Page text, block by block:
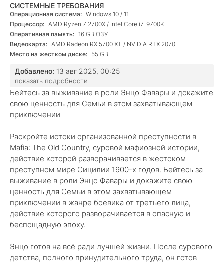
СИСТЕМНЫЕ ТРЕБОВАНИЯ
Операционная система: Windows 10 / 11
Процессор: AMD Ryzen 7 2700X / Intel Core i7-9700K
Оперативная память: 16 GB ОЗУ
Видеокарта: AMD Radeon RX 5700 XT / NVIDIA RTX 2070
Место на жестком диске: 55 GB
Добавлено: 13 авг 2025, 00:25
показать подробности
Бейтесь за выживание в роли Энцо Фавары и докажите
свою ценность для Семьи в этом захватывающем
приключении
Раскройте истоки организованной преступности в
Mafia: The Old Country, суровой мафиозной истории,
действие которой разворачивается в жестоком
преступном мире Сицилии 1900-х годов. Бейтесь за
выживание в роли Энцо Фавары и докажите свою
ценность для Семьи в этом захватывающем
приключении в жанре боевика от третьего лица,
действие которого разворачивается в опасную и
беспощадную эпоху.
Энцо готов на всё ради лучшей жизни. После сурового
детства, полного принудительного труда, он готов